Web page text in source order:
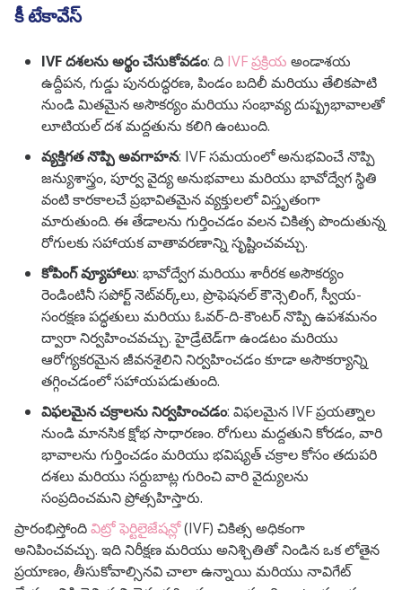
కీ టేకావేస్
IVF దశలను అర్థం చేసుకోవడం: ది IVF ప్రక్రియ అండాశయ
ఉద్దీపన, గుడ్డు పునరుద్ధరణ, పిండం బదిలీ మరియు తేలికపాటి
నుండి మితమైన అసౌకర్యం మరియు సంభావ్య దుష్ప్రభావాలతో
లూటియల్ దశ మద్దతును కలిగి ఉంటుంది.
వ్యక్తిగత నొప్పి అవగాహన: IVF సమయంలో అనుభవించే నొప్పి
జన్యుశాస్త్రం, పూర్వ వైద్య అనుభవాలు మరియు భావోద్వేగ స్థితి
వంటి కారకాలచే ప్రభావితమైన వ్యక్తులలో విస్తృతంగా
మారుతుంది. ఈ తేడాలను గుర్తించడం వలన చికిత్స పొందుతున్న
రోగులకు సహాయక వాతావరణాన్ని సృష్టించవచ్చు.
కోపింగ్ వ్యూహాలు: భావోద్వేగ మరియు శారీరక అసౌకర్యం
రెండింటినీ సపోర్ట్ నెట్‌వర్క్‌లు, ప్రొఫెషనల్ కౌన్సెలింగ్, స్వీయ-
సంరక్షణ పద్ధతులు మరియు ఓవర్-ది-కౌంటర్ నొప్పి ఉపశమనం
ద్వారా నిర్వహించవచ్చు. హైడ్రేటెడ్‌గా ఉండటం మరియు
ఆరోగ్యకరమైన జీవనశైలిని నిర్వహించడం కూడా అసౌకర్యాన్ని
తగ్గించడంలో సహాయపడుతుంది.
విఫలమైన చక్రాలను నిర్వహించడం: విఫలమైన IVF ప్రయత్నాల
నుండి మానసిక క్షోభ సాధారణం. రోగులు మద్దతుని కోరడం, వారి
భావాలను గుర్తించడం మరియు భవిష్యత్ చక్రాల కోసం తదుపరి
దశలు మరియు సర్దుబాట్ల గురించి వారి వైద్యులను
సంప్రదించమని ప్రోత్సహిస్తారు.
ప్రారంభిస్తోందివిట్రో ఫెర్టిలైజేషన్లో(IVF) చికిత్స అధికంగా
అనిపించవచ్చు. ఇది నిరీక్షణ మరియు అనిశ్చితితో నిండిన ఒక లోతైన
ప్రయాణం, తీసుకోవాల్సినవి చాలా ఉన్నాయి మరియు నావిగేట్